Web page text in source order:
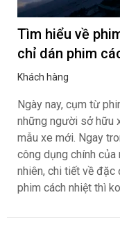
Tìm hiểu về
chỉ dán phim
Khách hàng
Ngày nay, cụm từ
những người sở hữu
mẫu xe mới. Ngay
công dụng chính của
nhiên, chi tiết về
phim cách nhiệt thì